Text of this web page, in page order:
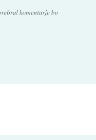
komentarje bo